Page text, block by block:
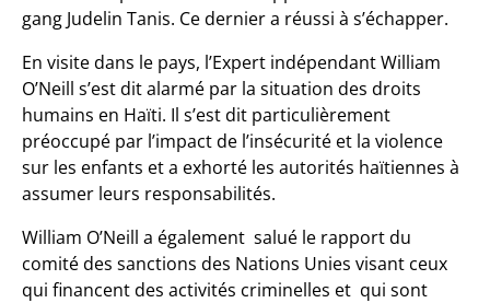
gang Judelin Tanis. Ce dernier a réussi à s’échapper.
En visite dans le pays, l’Expert indépendant William
O’Neill s’est dit alarmé par la situation des droits
humains en Haïti. Il s’est dit particulièrement
préoccupé par l’impact de l’insécurité et la violence
sur les enfants et a exhorté les autorités haïtiennes à
assumer leurs responsabilités.
William O’Neill a également salué le rapport du
comité des sanctions des Nations Unies visant ceux
qui financent des activités criminelles et qui sont